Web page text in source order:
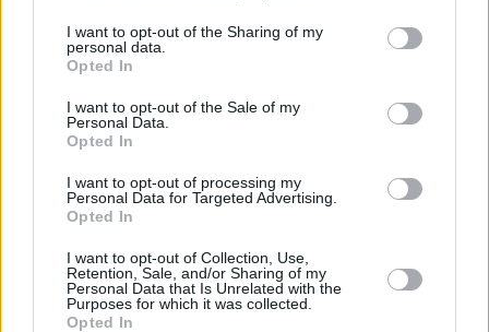
I want to opt-out of the Sharing of my
personal data.
Opted In
I want to opt-out of the Sale of my
Personal Data.
Opted In
I want to opt-out of processing my
Personal Data for Targeted Advertising.
Opted In
I want to opt-out of Collection, Use,
Retention, Sale, and/or Sharing of my
Personal Data that Is Unrelated with the
Purposes for which it was collected.
Opted In